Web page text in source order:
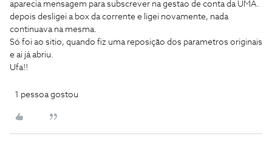
aparecia mensagem para subscrever na gestao de conta da UMA.
depois desligei a box da corrente e ligei novamente, nada
continuava na mesma.
Só foi ao sitio, quando fiz uma reposição dos parametros originais
e ai já abriu.
Ufa!!
1 pessoa gostou